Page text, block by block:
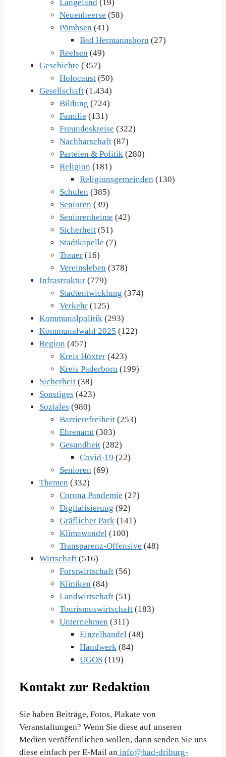
Langeland (19)
Neuenheerse (58)
Pömbsen (41)
Bad Hermannsborn (27)
Reelsen (49)
Geschichte (357)
Holocaust (50)
Gesellschaft (1.434)
Bildung (724)
Familie (131)
Freundeskreise (322)
Nachbarschaft (87)
Parteien & Politik (280)
Religion (181)
Religionsgemeinden (130)
Schulen (385)
Senioren (39)
Seniorenheime (42)
Sicherheit (51)
Stadtkapelle (7)
Trauer (16)
Vereinsleben (378)
Infrastruktur (779)
Stadtentwicklung (374)
Verkehr (125)
Kommunalpolitik (293)
Kommunalwahl 2025 (122)
Region (457)
Kreis Höxter (423)
Kreis Paderborn (199)
Sicherheit (38)
Sonstiges (423)
Soziales (980)
Barrierefreiheit (253)
Ehrenamt (303)
Gesundheit (282)
Covid-19 (22)
Senioren (69)
Themen (332)
Corona Pandemie (27)
Digitalisierung (92)
Gräflicher Park (141)
Klimawandel (100)
Transparenz-Offensive (48)
Wirtschaft (516)
Forstwirtschaft (56)
Kliniken (84)
Landwirtschaft (51)
Tourismuswirtschaft (183)
Unternehmen (311)
Einzelhandel (48)
Handwerk (84)
UGOS (119)
Kontakt zur Redaktion
Sie haben Beiträge, Fotos, Plakate von
Veranstaltungen? Wenn Sie diese auf unseren
Medien veröffentlichen wollen, dann senden Sie uns
diese einfach per E-Mail an info@bad-driburg-